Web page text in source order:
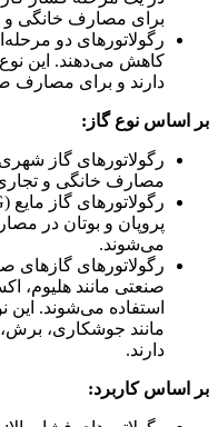
برای مصارف خانگی و
رگولاتورهای دو
کاهش می‌دهند. این نوع
دارند و برای مصارف
بر اساس نوع گاز:
رگولاتورهای گاز
مصارف خانگی و
پروپان و بوتان در
می‌شوند.
رگولاتورهای گازهای
صنعتی مانند هلیوم،
استفاده می‌شوند. این
مانند جوشکاری، برش،
دارند.
بر اساس کاربرد: